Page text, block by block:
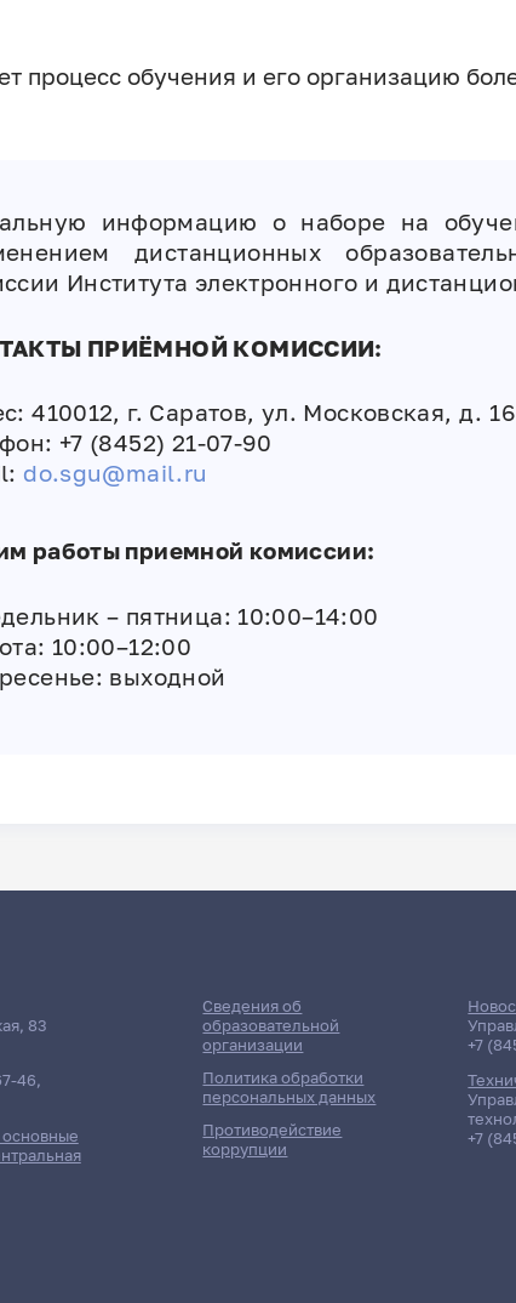
процесс обучения и его организацию
информацию о наборе на
дистанционных
Института электронного и
ПРИЁМНОЙ КОМИССИИ:
410012, г. Саратов, ул. Московская, д.
+7 (8452) 21-07-90
do.sgu@mail.ru
работы приемной комиссии:
– пятница: 10:00–14:00
10:00–12:00
выходной
83
46,
Сведения об
образовательной
организации
Политика обработки
персональных данных
Противодействие
коррупции
+7
+7